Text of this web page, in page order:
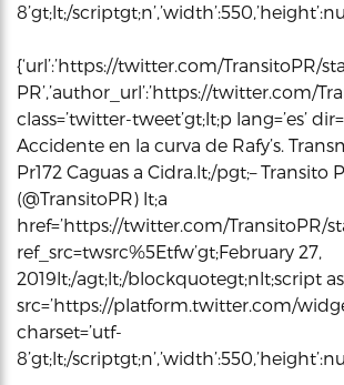
8’gt;lt;/
{‘url’:’https://twitter.com/TransitoPR/
PR’,’author_url’:’https://twitter.com/
class=’twitter-tweet’gt;lt;p lang=’es’
Accidente en la curva de Rafy’s.
Pr172 Caguas a Cidra.lt;/pgt;– Transito
(@TransitoPR) lt;a
href=’https://twitter.com/TransitoPR/
ref_src=twsrc%5Etfw’gt;February 27,
2019lt;/agt;lt;/blockquotegt;nlt;script
src=’https://platform.twitter.com/
charset=’utf-
8’gt;lt;/